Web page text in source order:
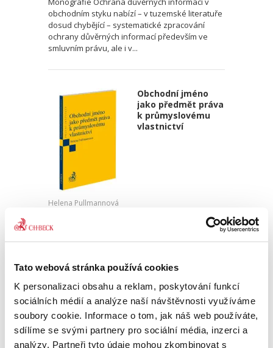
Tato webová stránka používá cookies
K personalizaci obsahu a reklam, poskytování funkcí
sociálních médií a analýze naší návštěvnosti využíváme
soubory cookie. Informace o tom, jak náš web používáte,
sdílíme se svými partnery pro sociální média, inzerci a
analýzy. Partneři tyto údaje mohou zkombinovat s
obchodním styku nabízí – v tuzemské literatuře
dosud chybějící – systematické zpracování
ochrany důvěrných informací především ve
smluvním právu, ale i v...
Obchodní jméno
jako předmět práva
k průmyslovému
vlastnictví
Helena Pullmannová
390,00 Kč
obchodnímu jménu jako subjektovému
označení podnikatele, pod nímž podnikatel
realizuje svoji podnikatelskou činnost, a hledá
odpověď na otázku, zda Česká...
Správa a řízení